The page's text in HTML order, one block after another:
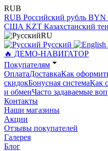
RUB
RUB Российский рубль BYN
США KZT Казахстанский
RU
Русский
🔥 ДЕМО-НАВИГАТОР
Покупателям
ОплатаДоставкаКак
скидокБонусная системаКак
и обменЧасто задаваемые
Контакты
Наши магазины
Акции
Отзывы покупателей
Галерея
Блог